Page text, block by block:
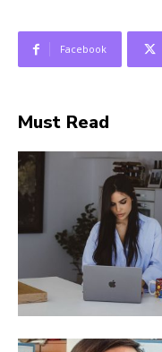
Facebook
Must Read